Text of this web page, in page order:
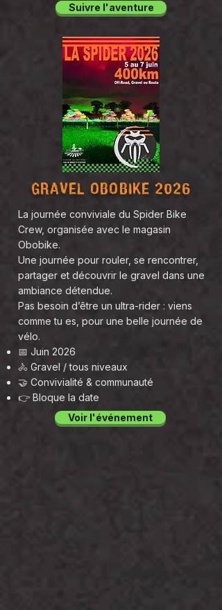
Suivre l'aventure
GRAVEL OBOBIKE 2026
La journée conviviale du Spider Bike
Crew, organisée avec le magasin
Obobike.
Une journée pour rouler, se rencontrer,
partager et découvrir le gravel dans une
ambiance détendue.
Pas besoin d’être un ultra-rider : viens
comme tu es, pour une belle journée de
vélo.
📅 Juin 2026
🚴 Gravel / tous niveaux
🤝 Convivialité & communauté
👉 Bloque la date
Voir l'événement